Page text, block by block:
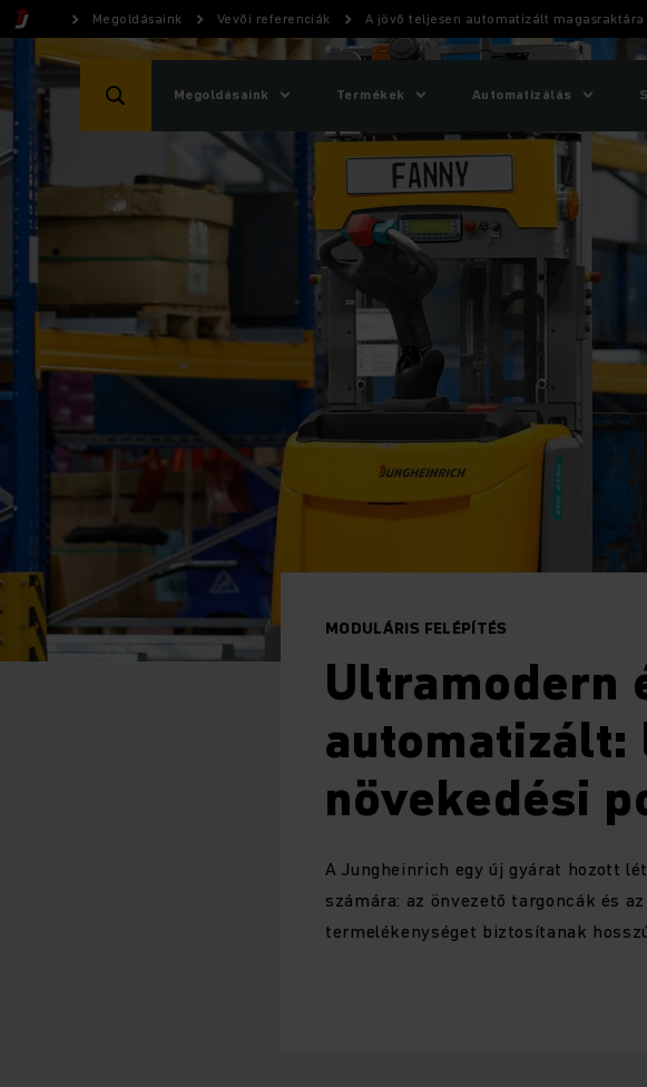
Megoldásaink Vevői referenciák A jövő teljesen automatizált magasraktára
Megoldásaink Termékek Automatizálás
MODULÁRIS FELÉPÍTÉS
Ultramodern
növekedési
A Jungheinrich egy új gyárat hozott
számára: az önvezető targoncák és
termelékenységet biztosítanak